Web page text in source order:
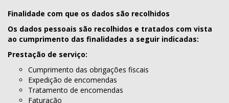
Finalidade com que os dados são recolhidos
Os dados pessoais são recolhidos e tratados com vista
ao cumprimento das finalidades a seguir indicadas:
Prestação de serviço:
Cumprimento das obrigações fiscais
Expedição de encomendas
Tratamento de encomendas
Faturação